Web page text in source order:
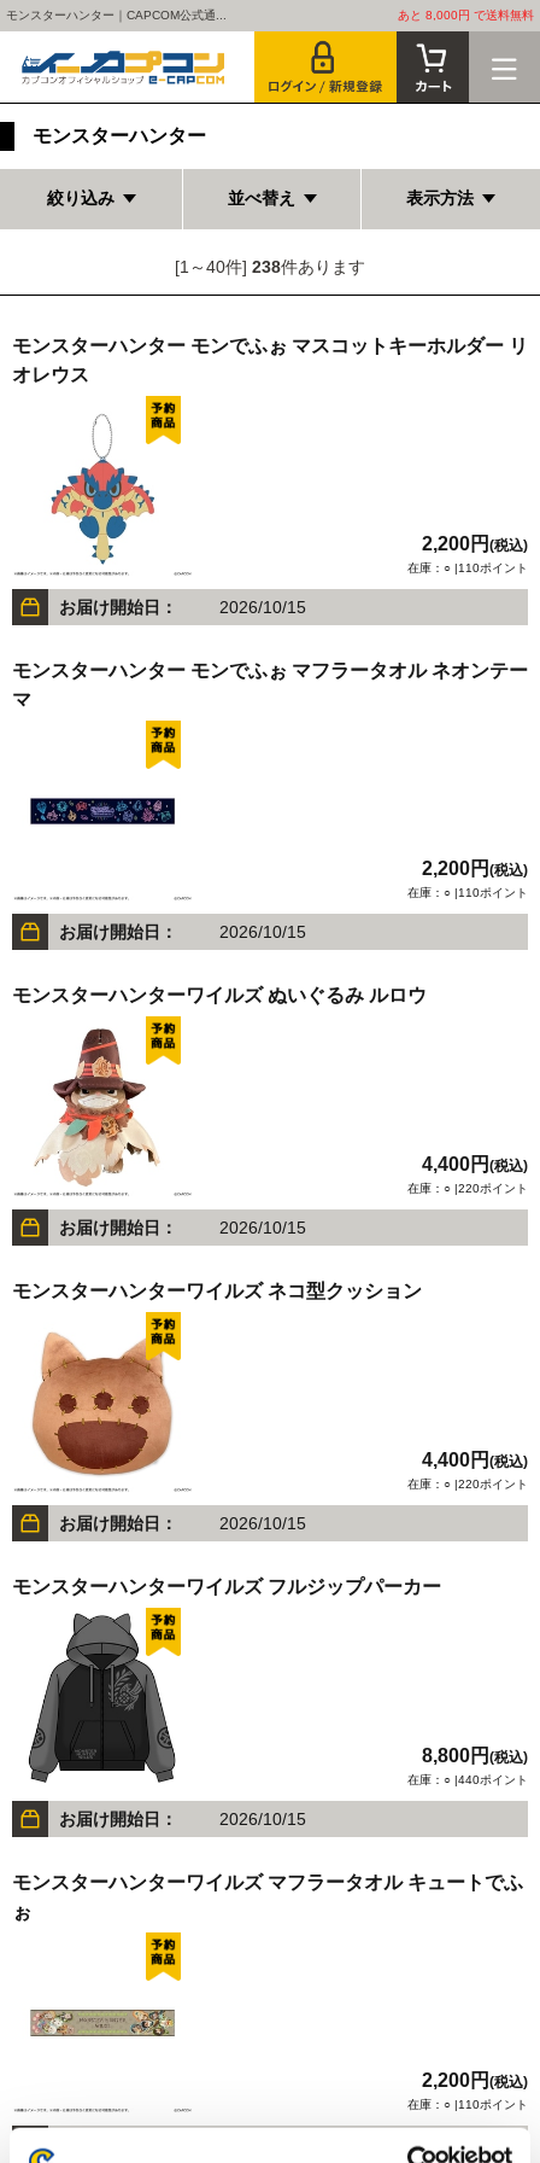
モンスターハンター｜CAPCOM公式通... あと 8,000円 で送料無料
モンスターハンター
絞り込み 並べ替え 表示方法
[1～40件] 238件あります
モンスターハンター モンでふぉ マスコットキーホルダー リ
オレウス
2,200円 (税込)
在庫：○ |110ポイント
お届け開始日： 2026/10/15
モンスターハンター モンでふぉ マフラータオル ネオンテー
マ
2,200円 (税込)
在庫：○ |110ポイント
お届け開始日： 2026/10/15
モンスターハンターワイルズ ぬいぐるみ ルロウ
4,400円 (税込)
在庫：○ |220ポイント
お届け開始日： 2026/10/15
モンスターハンターワイルズ ネコ型クッション
4,400円 (税込)
在庫：○ |220ポイント
お届け開始日： 2026/10/15
モンスターハンターワイルズ フルジップパーカー
8,800円 (税込)
在庫：○ |440ポイント
お届け開始日： 2026/10/15
モンスターハンターワイルズ マフラータオル キュートでふ
ぉ
2,200円 (税込)
在庫：○ |110ポイント